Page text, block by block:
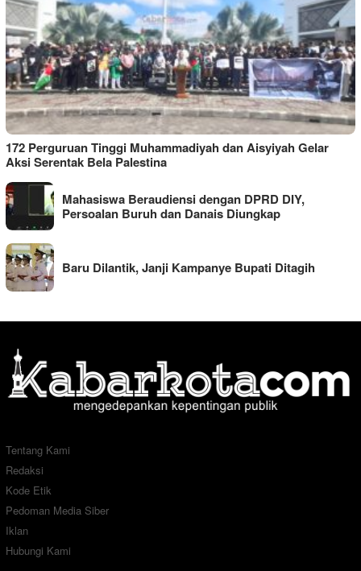
172 Perguruan Tinggi Muhammadiyah dan Aisyiyah Gelar
Aksi Serentak Bela Palestina
Mahasiswa Beraudiensi dengan DPRD DIY,
Persoalan Buruh dan Danais Diungkap
Baru Dilantik, Janji Kampanye Bupati Ditagih
Tentang Kami
Redaksi
Kode Etik
Pedoman Media Siber
Iklan
Hubungi Kami